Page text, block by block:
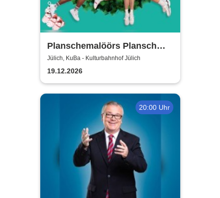
Planschemalöörs Plansch
und Gloria - Jülich /
Weihnachtsplansch 2026
Jülich, KuBa - Kulturbahnhof Jülich
19.12.2026
20:00 Uhr